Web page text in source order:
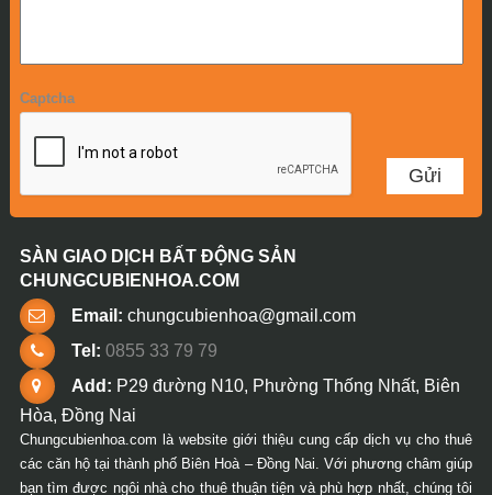
Captcha
SÀN GIAO DỊCH BẤT ĐỘNG SẢN
CHUNGCUBIENHOA.COM
Email: chungcubienhoa@gmail.com
Tel: 0855 33 79 79
Add: P29 đường N10, Phường Thống Nhất, Biên
Hòa, Đồng Nai
Chungcubienhoa.com là website giới thiệu cung cấp dịch vụ cho thuê
các căn hộ tại thành phố Biên Hoà – Đồng Nai. Với phương châm giúp
bạn tìm được ngôi nhà cho thuê thuận tiện và phù hợp nhất, chúng tôi